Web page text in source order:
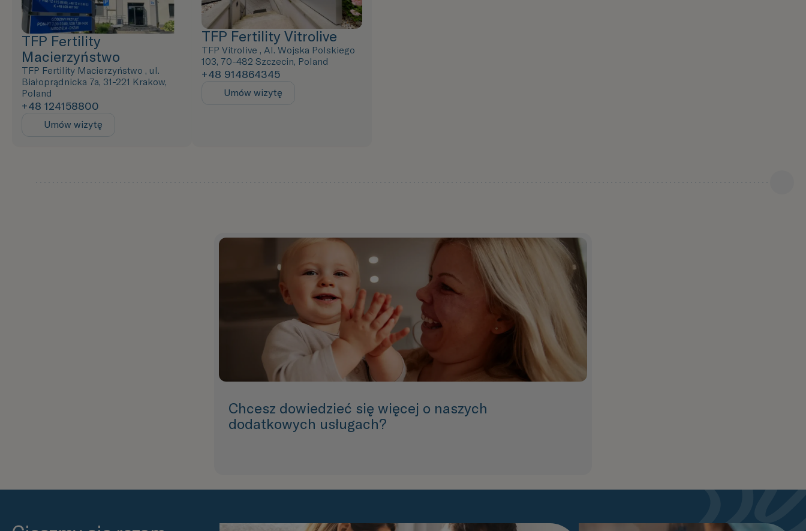
TFP Fertility
Macierzyństwo
TFP Fertility Macierzyństwo , ul.
Białoprądnicka 7a, 31-221 Krakow,
Poland
+48 124158800
Umów wizytę
TFP Fertility Vitrolive
TFP Vitrolive , Al. Wojska Polskiego
103, 70-482 Szczecin, Poland
+48 914864345
Umów wizytę
Chcesz dowiedzieć się więcej o naszych
dodatkowych usługach?